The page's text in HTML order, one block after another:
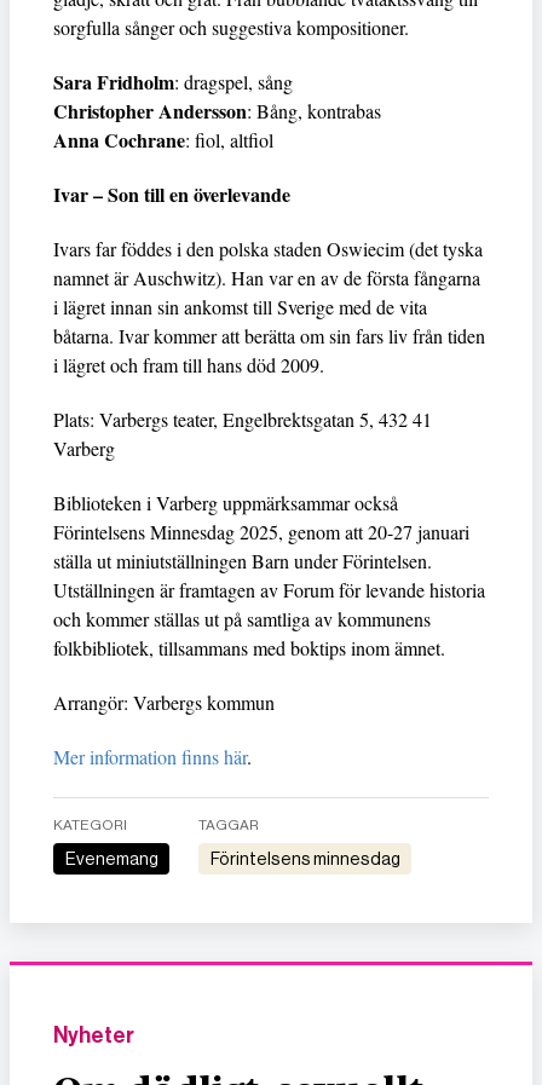
sorgfulla sånger och suggestiva kompositioner.
Sara Fridholm: dragspel, sång
Christopher Andersson: Bång, kontrabas
Anna Cochrane: fiol, altfiol
Ivar – Son till en överlevande
Ivars far föddes i den polska staden Oswiecim (det tyska
namnet är Auschwitz). Han var en av de första fångarna
i lägret innan sin ankomst till Sverige med de vita
båtarna. Ivar kommer att berätta om sin fars liv från tiden
i lägret och fram till hans död 2009.
Plats: Varbergs teater, Engelbrektsgatan 5, 432 41
Varberg
Biblioteken i Varberg uppmärksammar också
Förintelsens Minnesdag 2025, genom att 20-27 januari
ställa ut miniutställningen Barn under Förintelsen.
Utställningen är framtagen av Forum för levande historia
och kommer ställas ut på samtliga av kommunens
folkbibliotek, tillsammans med boktips inom ämnet.
Arrangör: Varbergs kommun
Mer information finns här.
KATEGORI
Evenemang
TAGGAR
Förintelsens minnesdag
Nyheter